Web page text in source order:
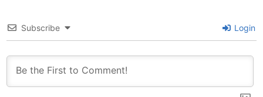
Subscribe Login